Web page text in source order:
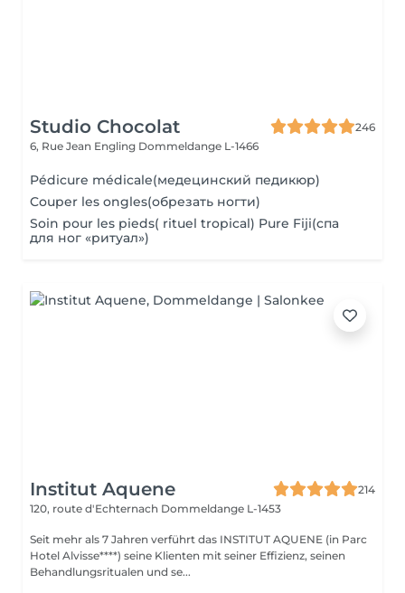
Studio Chocolat
246
6, Rue Jean Engling Dommeldange L-1466
Pédicure médicale(медецинский педикюр)
Couper les ongles(обрезать ногти)
Soin pour les pieds( rituel tropical) Pure Fiji(спа
для ног «ритуал»)
Institut Aquene
214
120, route d'Echternach Dommeldange L-1453
Seit mehr als 7 Jahren verführt das INSTITUT AQUENE (in Parc
Hotel Alvisse****) seine Klienten mit seiner Effizienz, seinen
Behandlungsritualen und se...